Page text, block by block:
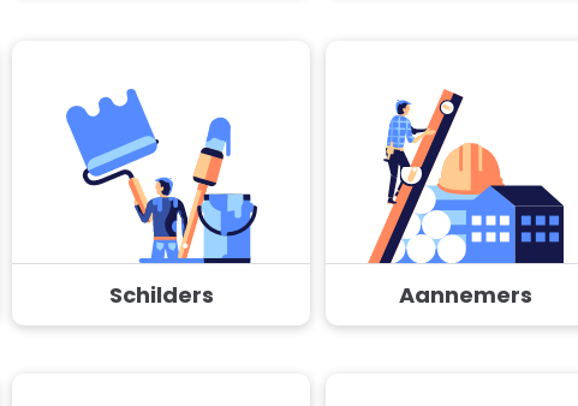
Schilders Aannemers